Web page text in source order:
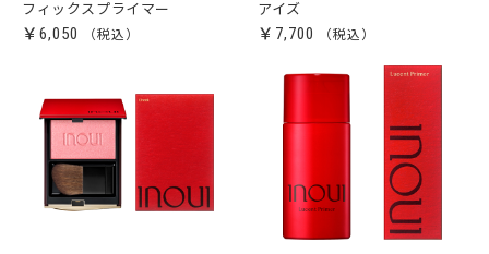
フィックスプライマー
￥6,050
アイズ
￥7,700